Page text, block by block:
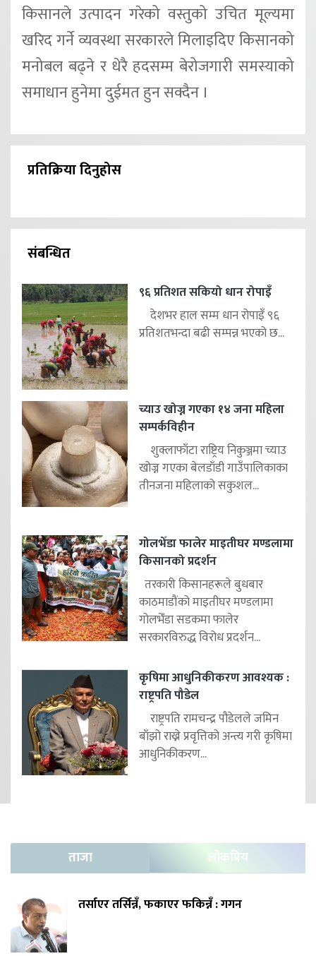
किसानले उत्पादन गरेको वस्तुको उचित मूल्यमा
खरिद गर्ने व्यवस्था सरकारले मिलाइदिए किसानको
मनोबल बढ्ने र धेरै हदसम्म बेरोजगारी समस्याको
समाधान हुनेमा दुईमत हुन सक्दैन ।
प्रतिक्रिया दिनुहोस
संबन्धित
९६ प्रतिशत सकियो धान रोपाइँ
देशभर हाल सम्म धान रोपाइँ ९६
प्रतिशतभन्दा बढी सम्पन्न भएको छ...
च्याउ खोज्न गएका १४ जना महिला
सम्पर्कविहीन
शुक्लाफाँटा राष्ट्रिय निकुञ्जमा च्याउ
खोज्न गएका बेलडाँडी गाउँपालिकाका
तीनजना महिलाको सकुशल...
गोलभेँडा फालेर माइतीघर मण्डलामा
किसानको प्रदर्शन
तरकारी किसानहरूले बुधबार
काठमाडौंको माइतीघर मण्डलामा
गोलभेँडा सडकमा फालेर
सरकारविरुद्ध विरोध प्रदर्शन...
कृषिमा आधुनिकीकरण आवश्यक :
राष्ट्रपति पौडेल
राष्ट्रपति रामचन्द्र पौडेलले जमिन
बाँझो राख्ने प्रवृत्तिको अन्त्य गरी कृषिमा
आधुनिकीकरण...
ताजा लोकप्रिय
तर्साएर तर्सिन्नँ, फकाएर फकिन्नँ : गगन